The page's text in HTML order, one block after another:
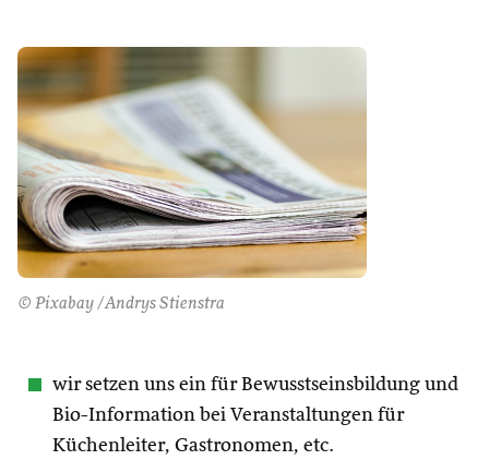
© Pixabay /Andrys Stienstra
wir setzen uns ein für Bewusstseinsbildung und
Bio-Information bei Veranstaltungen für
Küchenleiter, Gastronomen, etc.